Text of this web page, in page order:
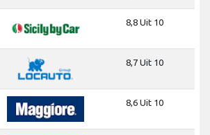
8,8 Uit 10
8,7 Uit 10
8,6 Uit 10